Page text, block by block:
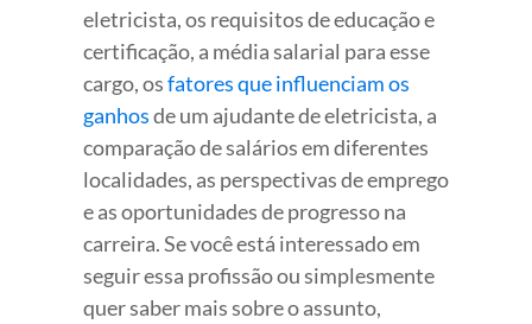
eletricista, os requisitos de educação e
certificação, a média salarial para esse
cargo, osfatores que influenciam os
ganhosde um ajudante de eletricista, a
comparação de salários em diferentes
localidades, as perspectivas de emprego
e as oportunidades de progresso na
carreira. Se você está interessado em
seguir essa profissão ou simplesmente
quer saber mais sobre o assunto,